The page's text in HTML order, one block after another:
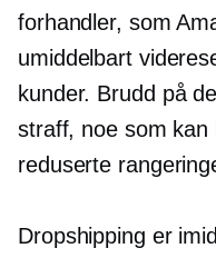
forhandler, som
umiddelbart
kunder. Brudd på
straff, noe som kan
reduserte
Dropshipping er